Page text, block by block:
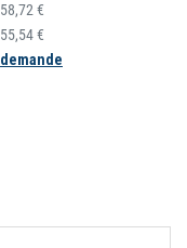
58,72 €
55,54 €
demande